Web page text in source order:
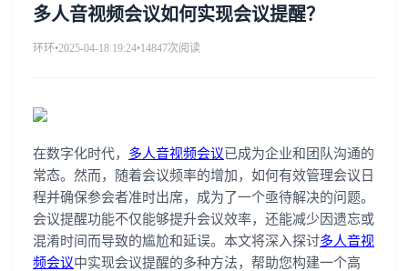
多人音视频会议如何实现会议提醒？
环环•2025-04-18 19:24•14847次阅读
在数字化时代， 多人音视频会议已成为企业和团队沟通的
常态。然而，随着会议频率的增加，如何有效管理会议日
程并确保参会者准时出席，成为了一个亟待解决的问题。
会议提醒功能不仅能够提升会议效率，还能减少因遗忘或
混淆时间而导致的尴尬和延误。本文将深入探讨多人音视
频会议中实现会议提醒的多种方法，帮助您构建一个高